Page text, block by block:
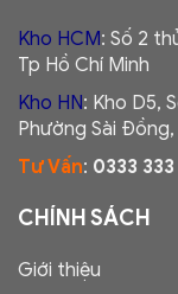
Kho HCM: Số 2
Tp Hồ Chí Minh
Kho HN: Kho D5,
Phường Sài
Tư Vấn: 0333
CHÍNH SÁCH
Giới thiệu